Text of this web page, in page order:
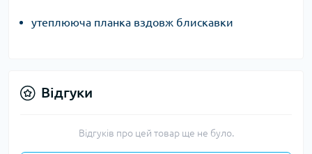
утеплююча планка вздовж блискавки
Відгуки
Відгуків про цей товар ще не було.